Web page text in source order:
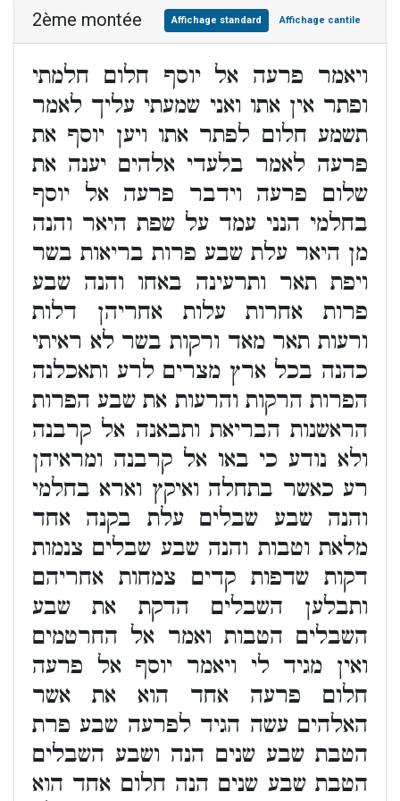
2ème montée Affichage standard Affichage cantile
ויאמר פרעה אל יוסף חלום חלמתי
ופתר אין אתו ואני שמעתי עליך לאמר
תשמע חלום לפתר אתו ויען יוסף את
פרעה לאמר בלעדי אלהים יענה את
שלום פרעה וידבר פרעה אל יוסף
בחלמי הנני עמד על שפת היאר והנה
מן היאר עלת שבע פרות בריאות בשר
ויפת תאר ותרעינה באחו והנה שבע
פרות אחרות עלות אחריהן דלות
ורעות תאר מאד ורקות בשר לא ראיתי
כהנה בכל ארץ מצרים לרע ותאכלנה
הפרות הרקות והרעות את שבע הפרות
הראשנות הבריאת ותבאנה אל קרבנה
ולא נודע כי באו אל קרבנה ומראיהן
רע כאשר בתחלה ואיקץ וארא בחלמי
והנה שבע שבלים עלת בקנה אחד
מלאת וטבות והנה שבע שבלים צנמות
דקות שדפות קדים צמחות אחריהם
ותבלען השבלים הדקת את שבע
השבלים הטבות ואמר אל החרטמים
ואין מגיד לי ויאמר יוסף אל פרעה
חלום פרעה אחד הוא את אשר
האלהים עשה הגיד לפרעה שבע פרת
הטבת שבע שנים הנה ושבע השבלים
הטבת שבע שנים הנה חלום אחד הוא